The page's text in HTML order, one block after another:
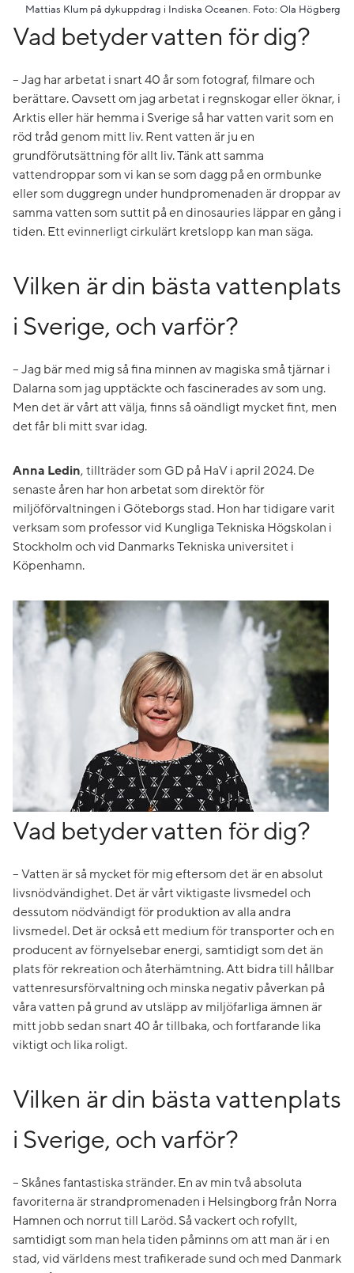
Mattias Klum på dykuppdrag i Indiska Oceanen. Foto: Ola Högberg
Vad betyder vatten för dig?
– Jag har arbetat i snart 40 år som fotograf, filmare och
berättare. Oavsett om jag arbetat i regnskogar eller öknar, i
Arktis eller här hemma i Sverige så har vatten varit som en
röd tråd genom mitt liv. Rent vatten är ju en
grundförutsättning för allt liv. Tänk att samma
vattendroppar som vi kan se som dagg på en ormbunke
eller som duggregn under hundpromenaden är droppar av
samma vatten som suttit på en dinosauries läppar en gång i
tiden. Ett evinnerligt cirkulärt kretslopp kan man säga.
Vilken är din bästa vattenplats
i Sverige, och varför?
– Jag bär med mig så fina minnen av magiska små tjärnar i
Dalarna som jag upptäckte och fascinerades av som ung.
Men det är vårt att välja, finns så oändligt mycket fint, men
det får bli mitt svar idag.
Anna Ledin, tillträder som GD på HaV i april 2024. De
senaste åren har hon arbetat som direktör för
miljöförvaltningen i Göteborgs stad. Hon har tidigare varit
verksam som professor vid Kungliga Tekniska Högskolan i
Stockholm och vid Danmarks Tekniska universitet i
Köpenhamn.
Vad betyder vatten för dig?
– Vatten är så mycket för mig eftersom det är en absolut
livsnödvändighet. Det är vårt viktigaste livsmedel och
dessutom nödvändigt för produktion av alla andra
livsmedel. Det är också ett medium för transporter och en
producent av förnyelsebar energi, samtidigt som det än
plats för rekreation och återhämtning. Att bidra till hållbar
vattenresursförvaltning och minska negativ påverkan på
våra vatten på grund av utsläpp av miljöfarliga ämnen är
mitt jobb sedan snart 40 år tillbaka, och fortfarande lika
viktigt och lika roligt.
Vilken är din bästa vattenplats
i Sverige, och varför?
– Skånes fantastiska stränder. En av min två absoluta
favoriterna är strandpromenaden i Helsingborg från Norra
Hamnen och norrut till Laröd. Så vackert och rofyllt,
samtidigt som man hela tiden påminns om att man är i en
stad, vid världens mest trafikerade sund och med Danmark